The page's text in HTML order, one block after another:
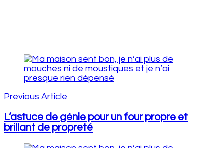
Post
Navigation
Previous Article
L’astuce de génie pour un four propre et
brillant de propreté